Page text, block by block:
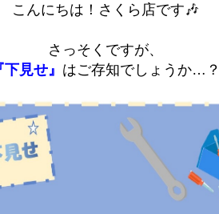
こんにちは！さくら店です🎶
さっそくですが、
下見せ』 はご存知でしょうか…？